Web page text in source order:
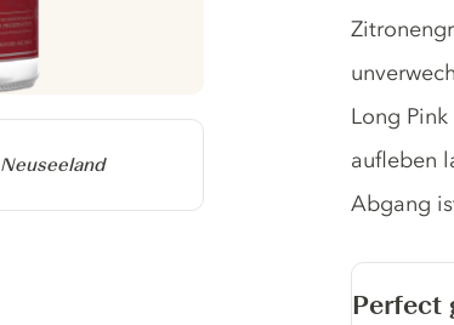
Neuseeland
Long
aufleben
Abgang
Perfect